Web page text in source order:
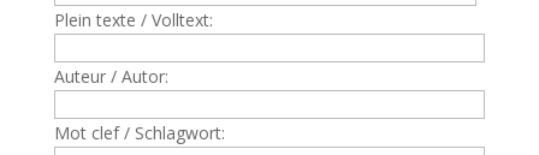
Plein texte / Volltext:
Auteur / Autor:
Mot clef / Schlagwort: